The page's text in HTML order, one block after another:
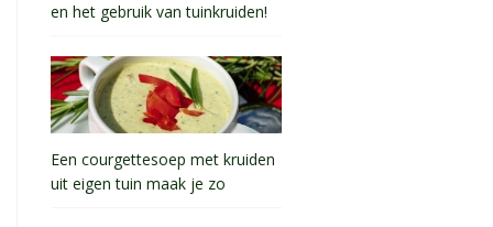
en het gebruik van tuinkruiden!
Een courgettesoep met kruiden
uit eigen tuin maak je zo